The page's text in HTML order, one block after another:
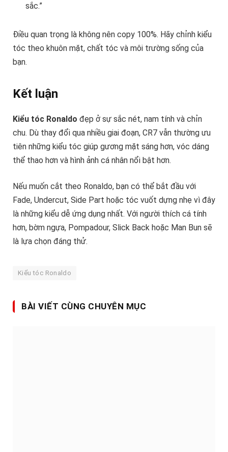
sắc.”
Điều quan trọng là không nên copy 100%. Hãy chỉnh kiểu
tóc theo khuôn mặt, chất tóc và môi trường sống của
bạn.
Kết luận
Kiểu tóc Ronaldo đẹp ở sự sắc nét, nam tính và chỉn
chu. Dù thay đổi qua nhiều giai đoạn, CR7 vẫn thường ưu
tiên những kiểu tóc giúp gương mặt sáng hơn, vóc dáng
thể thao hơn và hình ảnh cá nhân nổi bật hơn.
Nếu muốn cắt theo Ronaldo, bạn có thể bắt đầu với
Fade, Undercut, Side Part hoặc tóc vuốt dựng nhẹ vì đây
là những kiểu dễ ứng dụng nhất. Với người thích cá tính
hơn, bờm ngựa, Pompadour, Slick Back hoặc Man Bun sẽ
là lựa chọn đáng thử.
Kiểu tóc Ronaldo
BÀI VIẾT CÙNG CHUYÊN MỤC